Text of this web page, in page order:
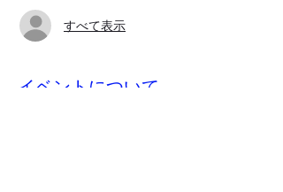
すべて表示
イベントについて